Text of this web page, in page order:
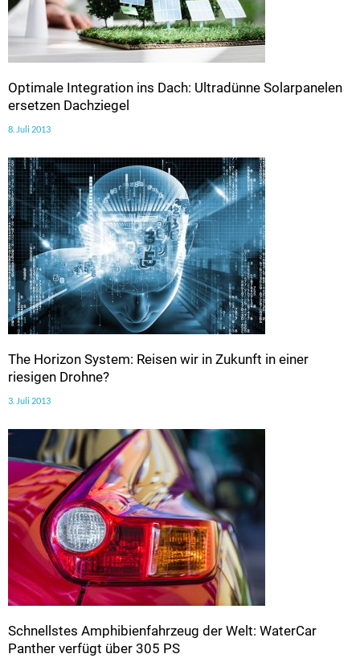
Optimale Integration ins Dach: Ultradünne Solarpanelen
ersetzen Dachziegel
8. Juli 2013
The Horizon System: Reisen wir in Zukunft in einer
riesigen Drohne?
3. Juli 2013
Schnellstes Amphibienfahrzeug der Welt: WaterCar
Panther verfügt über 305 PS